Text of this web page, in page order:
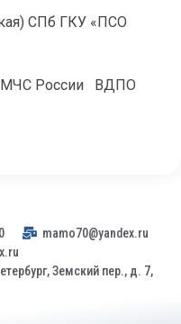
СПб ГКУ «ПСО
России
ВДПО
mamo70@yandex.ru
Земский пер., д. 7,